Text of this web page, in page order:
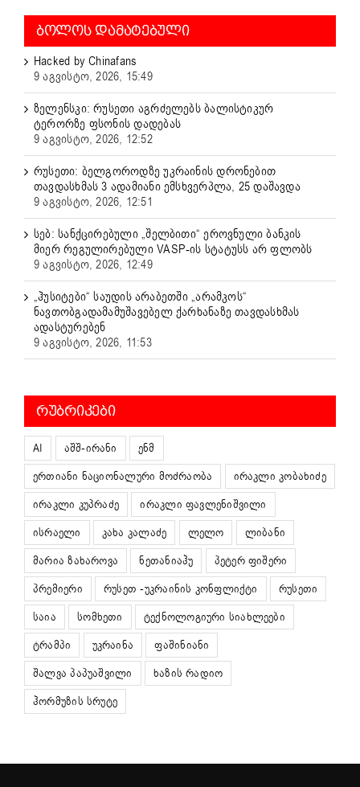
ᲑᲝᲚᲝᲡ ᲓᲐᲛᲐᲢᲔᲑᲣᲚᲘ
Hacked by Chinafans
9 აგვისტო, 2026, 15:49
ზელენსკი: რუსეთი აგრძელებს ბალისტიკურ
ტერორზე ფსონის დადებას
9 აგვისტო, 2026, 12:52
რუსეთი: ბელგოროდზე უკრაინის დრონებით
თავდასხმას 3 ადამიანი ემსხვერპლა, 25 დაშავდა
9 აგვისტო, 2026, 12:51
სებ: სანქცირებული „შელბითი“ ეროვნული ბანკის
მიერ რეგულირებული VASP-ის სტატუსს არ ფლობს
9 აგვისტო, 2026, 12:49
„ჰუსიტები“ საუდის არაბეთში „არამკოს“
ნავთობგადამამუშავებელ ქარხანაზე თავდასხმას
ადასტურებენ
9 აგვისტო, 2026, 11:53
ᲠᲣᲑᲠᲘᲙᲔᲑᲘ
AI აშშ-ირანი
ენმ
ერთიანი ნაციონალური მოძრაობა
ირაკლი კობახიძე
ირაკლი კუპრაძე
ირაკლი ფავლენიშვილი
ისრაელი
კახა კალაძე ლელო
ლიბანი
მარია ზახაროვა
ნეთანიაჰუ
პეტერ ფიშერი
პრემიერი
რუსეთ -უკრაინის კონფლიქტი
რუსეთი
საია
სომხეთი
ტექნოლოგიური სიახლეები
ტრამპი
უკრაინა
ფაშინიანი
შალვა პაპუაშვილი
ხაზის რადიო
ჰორმუზის სრუტე